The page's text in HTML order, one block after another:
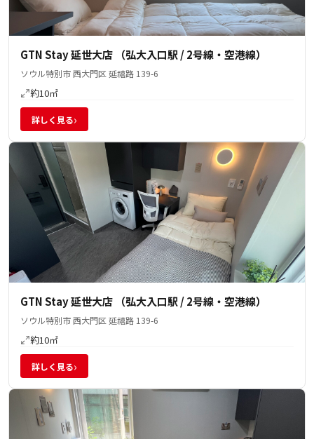
GTN Stay 延世大店 （弘大入口駅 / 2号線・空港線）
ソウル特別市 西大門区 延禧路 139-6
約10㎡
詳しく見る›
GTN Stay 延世大店 （弘大入口駅 / 2号線・空港線）
ソウル特別市 西大門区 延禧路 139-6
約10㎡
詳しく見る›